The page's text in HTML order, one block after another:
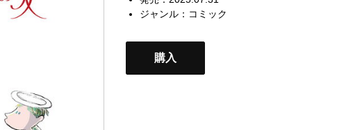
ジャンル： コミック
購入